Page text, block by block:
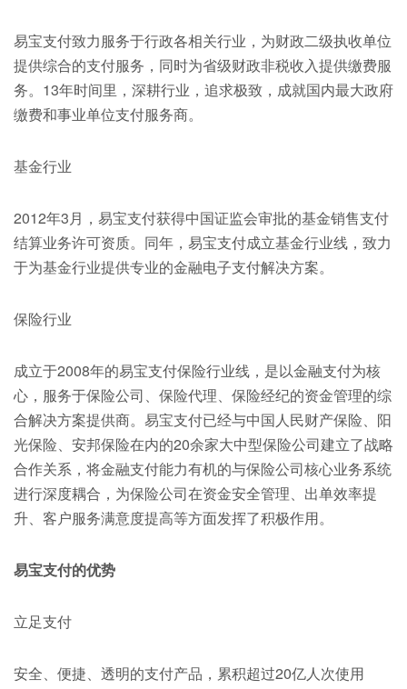
易宝支付致力服务于行政各相关行业，为财政二级执收单位
提供综合的支付服务，同时为省级财政非税收入提供缴费服
务。13年时间里，深耕行业，追求极致，成就国内最大政府
缴费和事业单位支付服务商。
基金行业
2012年3月，易宝支付获得中国证监会审批的基金销售支付
结算业务许可资质。同年，易宝支付成立基金行业线，致力
于为基金行业提供专业的金融电子支付解决方案。
保险行业
成立于2008年的易宝支付保险行业线，是以金融支付为核
心，服务于保险公司、保险代理、保险经纪的资金管理的综
合解决方案提供商。易宝支付已经与中国人民财产保险、阳
光保险、安邦保险在内的20余家大中型保险公司建立了战略
合作关系，将金融支付能力有机的与保险公司核心业务系统
进行深度耦合，为保险公司在资金安全管理、出单效率提
升、客户服务满意度提高等方面发挥了积极作用。
易宝支付的优势
立足支付
安全、便捷、透明的支付产品，累积超过20亿人次使用